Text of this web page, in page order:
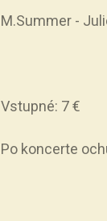
M.Summer -
Vstupné: 7 €
Po koncerte